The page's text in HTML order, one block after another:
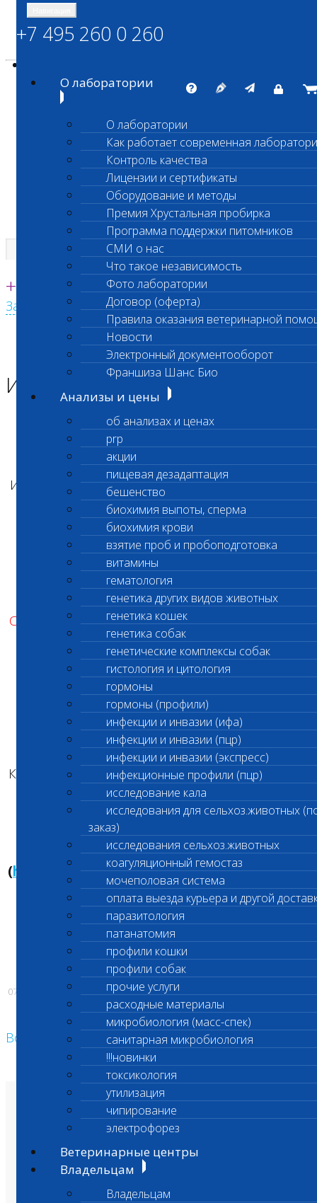
ШАНС БИО
Независимая ветеринарная лаборатория
Единая круглосуточная справочная
+7 495 260 0 260
Заказать звонок с сайта
+7 495 260 0 260
О лаборатории
О лаборатории
Как работает современная
Контроль качества
Лицензии и сертификаты
Оборудование и методы
Премия Хрустальная пробирка
Программа поддержки питомников
СМИ о нас
Что такое независимость
Фото лаборатории
Договор (оферта)
Правила оказания ветеринарной
Новости
Электронный документооборот
Франшиза Шанс Био
Анализы и цены
об анализах и ценах
prp
акции
пищевая дезадаптация
бешенство
биохимия выпоты, сперма
биохимия крови
взятие проб и пробоподготовка
витамины
гематология
генетика других видов животных
генетика кошек
генетика собак
генетические комплексы собак
гистология и цитология
гормоны
гормоны (профили)
инфекции и инвазии (ифа)
инфекции и инвазии (пцр)
инфекции и инвазии (экспресс)
инфекционные профили (пцр)
исследование кала
исследования для сельхоз.животных
заказ)
исследования сельхоз.животных
коагуляционный гемостаз
мочеполовая система
оплата выезда курьера и другой
паразитология
патанатомия
профили кошки
профили собак
прочие услуги
расходные материалы
микробиология (масс-спек)
санитарная микробиология
!!!новинки
токсикология
утилизация
чипирование
электрофорез
Ветеринарные центры
Владельцам
Владельцам
Главная страница
Изменение сроков
Изменение сроков
Уважаемые клиенты лаборатории!
Изменение сроков выполнения исследования
Прогестерон (код 610)
13 мая изменяемрежим выполнения
анализа
Цена и срокиготовности:
С рок исполнения 24часа, стоимость–900руб
При условии сдачи на Нагорной.
При сдачи исследований в других филиалах
срок выполнения исследования
увеличивается до 36 часов.
Метод исследования:
Конкурентный иммуно- хемилюминесцентный
анализ (CLIA)
Материал для исследованияи условия
транспортировкиуказаны на сайте в
разделе «Анализы и цены»
(https://vetlab.ru/catalog/gormony/progeste
С уважением,
Администрация лаборатории «Шанс Био»
07.05.2024
Возврат к списку
О лаборатории
Анализы и цены
Ветеринарные центры
Врачам и клиникам
Бланки лаборатории
Банк донорской крови
Адреса лабораторий